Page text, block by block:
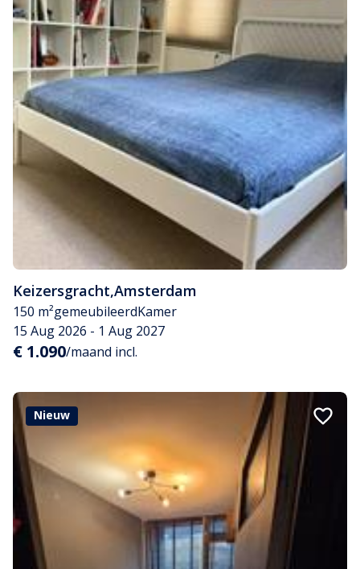
Keizersgracht,Amsterdam
150 m²gemeubileerdKamer
15 Aug 2026 - 1 Aug 2027
€ 1.090/maand incl.
Nieuw